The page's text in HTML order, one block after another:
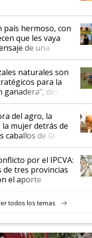
país hermoso, con
que les vaya
de una
sobre las
que se abren
en Argentina, con
naturales son
para la
destaca
que ya reúne a 46
en Argentina
del agro, la
mujer detrás de
caballos de la
los mitos que
sufrir a estos
me
yo seguí
por el IPCVA:
tres provincias
el aporte
todos los temas